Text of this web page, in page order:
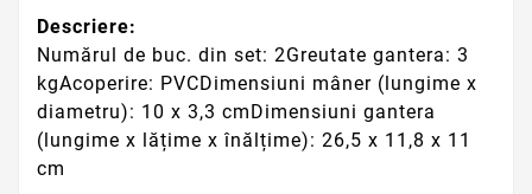
Descriere:
Numărul de buc. din set: 2Greutate gantera: 3
kgAcoperire: PVCDimensiuni mâner (lungime x
diametru): 10 x 3,3 cmDimensiuni gantera
(lungime x lățime x înălțime): 26,5 x 11,8 x 11
cm